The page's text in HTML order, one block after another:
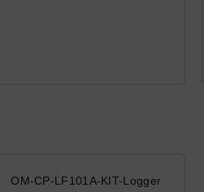
OM-CP-LF101A-KIT-Logger